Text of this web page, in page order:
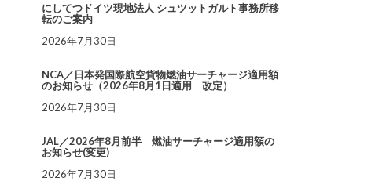
にしてつドイツ現地法人 シュツットガルト事務所移
転のご案内
2026年7月30日
NCA／日本発国際航空貨物燃油サーチャージ適用額
のお知らせ（2026年8月1日適用 改定）
2026年7月30日
JAL／2026年8月前半 燃油サーチャージ適用額の
お知らせ(変更)
2026年7月30日